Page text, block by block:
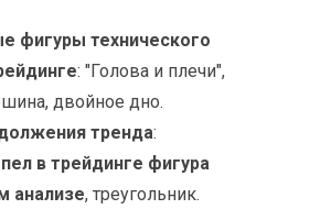
фигуры технического
: "Голова и плечи",
двойное дно.
тренда:
в трейдинге фигура
анализе, треугольник.